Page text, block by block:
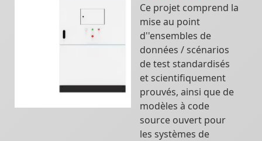
Ce projet comprend la
mise au point
d''ensembles de
données / scénarios
de test standardisés
et scientifiquement
prouvés, ainsi que de
modèles à code
source ouvert pour
les systèmes de